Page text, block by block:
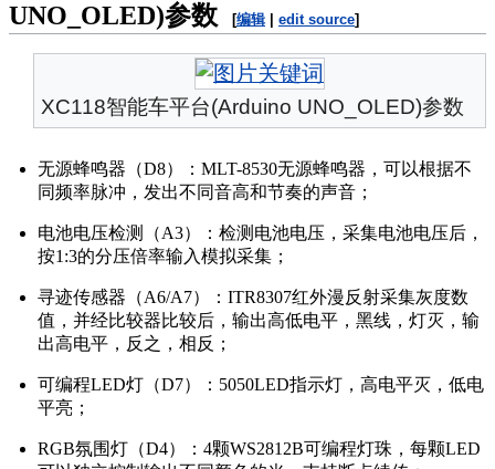
UNO_OLED)参数
[编辑 edit source]
XC118智能车平台(Arduino UNO_OLED)参数
无源蜂鸣器（D8）：MLT-8530无源蜂鸣器，可以根据不
同频率脉冲，发出不同音高和节奏的声音；
电池电压检测（A3）：检测电池电压，采集电池电压后，
按1:3的分压倍率输入模拟采集；
寻迹传感器（A6/A7）：ITR8307红外漫反射采集灰度数
值，并经比较器比较后，输出高低电平，黑线，灯灭，输
出高电平，反之，相反；
可编程LED灯（D7）：5050LED指示灯，高电平灭，低电
平亮；
RGB氛围灯（D4）：4颗WS2812B可编程灯珠，每颗LED